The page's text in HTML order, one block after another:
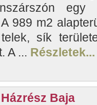
egy
989 m2
sík
A ... Részletek...
Baja